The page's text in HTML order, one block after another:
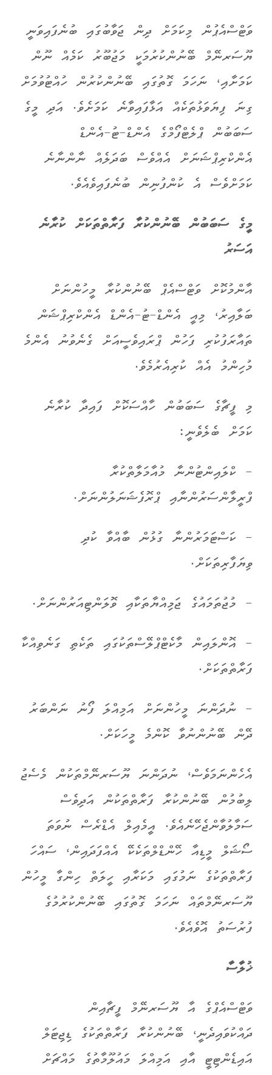
ވަޓްސްއެޕުން މިކަމަށް ދިން ޖަވާބުގައި ބުނެފައިވަނީ
ޔޫސަރނޭމް ބޭނުންކުރުމަކީ މަޖުބޫރު ކަމެއް ނޫން
ކަމަށާއި، ނަހަމަ ގޮތުގައި ބޭނުންކުރުން ހުއްޓުވުމަށް
ގިނަ ފިޔަވަޅުތަކެއް އަޅާފައިވާނެ ކަމަށެވެ. އަދި މީގެ
ސަބަބުން ޕްލެޓްފޯމްގެ އެންޑް-ޓު-އެންޑް
އެންކްރިޕްޝަނަށް އެއްވެސް ބަދަލެއް ނާންނާނެ
ކަމަށްވެސް އެ ކުންފުނިން ބުނެފައިވެއެވެ.
މީގެ ސަބަބުން ބޭނުންކުރާ ފަރާތްތަކަށް ކުރާނެ
އަސަރު
އާންމުކޮށް ވަޓްސްއެޕް ބޭނުންކުރާ މީހުންނަށް
ބަލާއިރު، މިއީ އެންޑް-ޓު-އެންޑް އެންކްރިޕްޝަން
ތައާރަފުކުރި ފަހުން ޕްރައިވެސީއަށް ގެނެވުނު އެންމެ
މުހިންމު އެއް ކުރިއެރުމެވެ.
މި ފީޗާގެ ސަބަބުން ހާއްސަކޮށް ފައިދާ ކުރާނެ
ކަމަށް ބެލެވެނީ:
- ކްލައިންޓުންނާ މުއާމަލާތްކުރާ
ފްރީލާންސަރުންނާއި ޕްރޮފެޝަނަލުންނަށް.
- ކަސްޓަމަރުންނާ ގުޅުން ބާއްވާ ކުދި
ވިޔަފާރިތަކަށް.
- މުޖުތަމައުގެ ޖަމިއްޔާތަކާއި ވޮލަންޓިއަރުންނަށް.
- އޮންލައިން މާކެޓްޕްލޭސްތަކުގައި ތަކެތި ގަނެވިއްކާ
ފަރާތްތަކަށް.
- ނުދަންނަ މީހުންނަށް އަމިއްލަ ފޯނު ނަންބަރު
ދޭން ބޭނުންނުވާ ކޮންމެ މީހަކަށް.
އެހެންނަމަވެސް، ނުދަންނަ ޔޫސަރނޭމްތަކުން މެސެޖު
ލިބުމުން ބޭނުންކުރާ ފަރާތްތަކުން އަދިވެސް
ސަމާލުވާންޖެހޭނެއެވެ. އީމެއިލް އެޑްރެސް ނުވަތަ
ސޯޝަލް މީޑިއާ ހޭންޑްލްތަކެކޭ އެއްފަދައިން، ސައްހަ
ފަރާތްތަކުގެ ނަމުގައި މަކަރާއި ހީލަތް ހިންގާ މީހުން
ޔޫސަރނޭމްތައް ނަހަމަ ގޮތުގައި ބޭނުންކުރުމުގެ
ފުރުސަތު އޮވެއެވެ.
ޚުލާސާ
ވަޓްސްއެޕްގެ އާ ޔޫސަރނޭމް ފީޗާއިން
ދައްކުވައިދެނީ، ބޭނުންކުރާ ފަރާތްތަކުގެ ޑިޖިޓަލް
އައިޑެންޓިޓީ އާއި އަމިއްލަ މައުލޫމާތުގެ މައްޗަށް